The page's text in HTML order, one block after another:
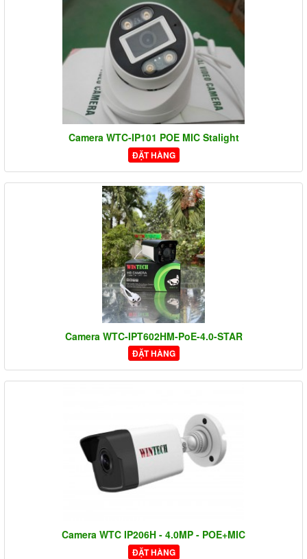
Camera WTC-IP101 POE MIC Stalight
ĐẶT HÀNG
Camera WTC-IPT602HM-PoE-4.0-STAR
ĐẶT HÀNG
Camera WTC IP206H - 4.0MP - POE+MIC
ĐẶT HÀNG